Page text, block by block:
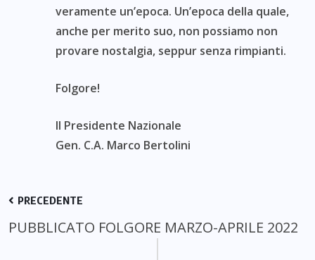
veramente un’epoca. Un’epoca della quale,
anche per merito suo, non possiamo non
provare nostalgia, seppur senza rimpianti.
Folgore!
Il Presidente Nazionale
Gen. C.A. Marco Bertolini
PRECEDENTE
PUBBLICATO FOLGORE MARZO-APRILE 2022